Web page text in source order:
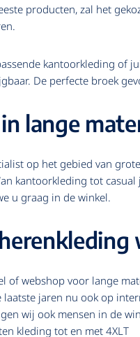
producten, zal het
kantoorkleding of
De perfecte broek
lange
op het gebied van
kantoorkleding tot
u graag in de winkel.
of webshop voor lange
jaren nu ook op
wij ook mensen in de
kleding tot en met 4XLT